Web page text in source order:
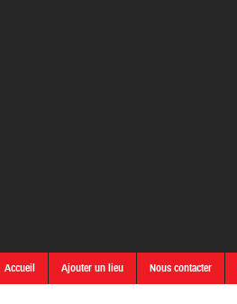
Accueil Ajouter un lieu Nous contacter